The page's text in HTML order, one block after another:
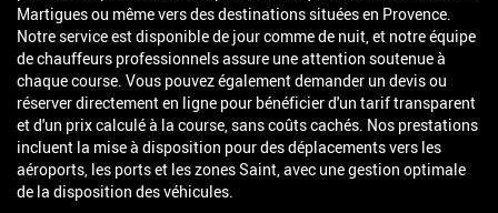
Martigues ou même vers des destinations situées en Provence.
Notre service est disponible de jour comme de nuit, et notre équipe
de chauffeurs professionnels assure une attention soutenue à
chaque course. Vous pouvez également demander un devis ou
réserver directement en ligne pour bénéficier d'un tarif transparent
et d'un prix calculé à la course, sans coûts cachés. Nos prestations
incluent la mise à disposition pour des déplacements vers les
aéroports, les ports et les zones Saint, avec une gestion optimale
de la disposition des véhicules.